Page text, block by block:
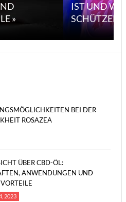
»
IST UND
SCHÜTZEN
BEI DER
ROSAZEA
ÜBER CBD-ÖL:
ANWENDUNGEN UND
2023